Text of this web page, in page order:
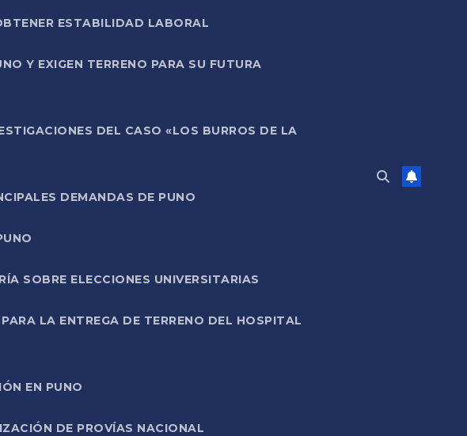
ESTABILIDAD LABORAL
Y EXIGEN TERRENO PARA SU FUTURA
DEL CASO «LOS BURROS DE LA
DEMANDAS DE PUNO
SOBRE ELECCIONES UNIVERSITARIAS
LA ENTREGA DE TERRENO DEL HOSPITAL
EN PUNO
DE PROVÍAS NACIONAL